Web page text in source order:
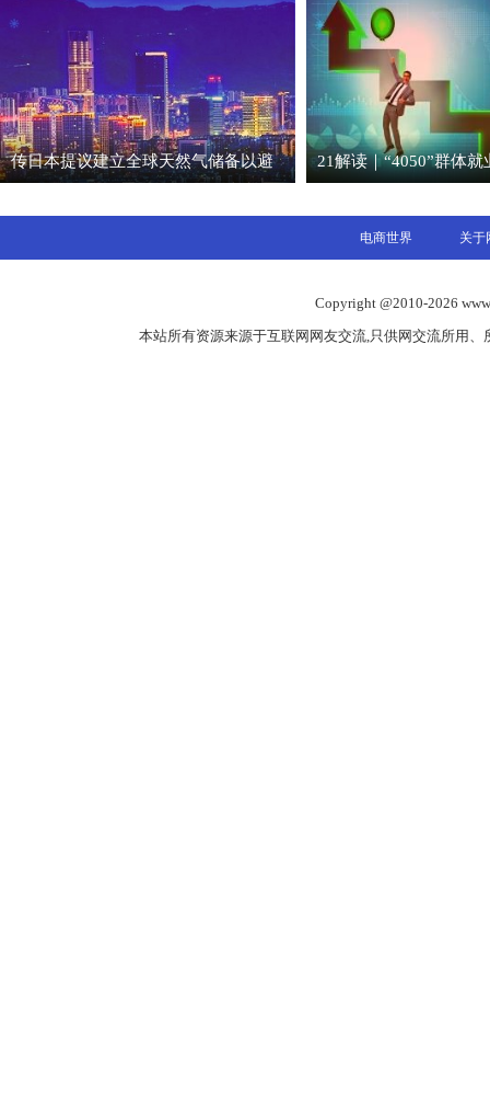
传日本提议建立全球天然气储备以避 21解读｜“4050”群体就
电商世界 关于
Copyright @2010-2026
本站所有资源来源于互联网网友交流,只供网交流所用